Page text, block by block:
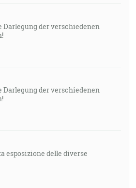
Darlegung der verschiedenen
Darlegung der verschiedenen
esposizione delle diverse